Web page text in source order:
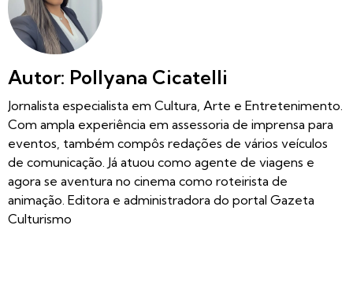
Autor: Pollyana Cicatelli
Jornalista especialista em Cultura, Arte e Entretenimento.
Com ampla experiência em assessoria de imprensa para
eventos, também compôs redações de vários veículos
de comunicação. Já atuou como agente de viagens e
agora se aventura no cinema como roteirista de
animação. Editora e administradora do portal Gazeta
Culturismo